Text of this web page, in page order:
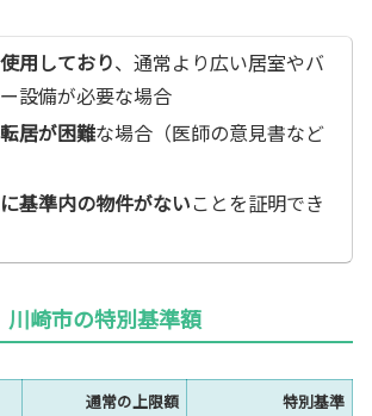
用しており、通常より広い居室やバ
設備が必要な場合
居が困難な場合（医師の意見書など
基準内の物件がないことを証明でき
川崎市の特別基準額
通常の上限額
特別基準